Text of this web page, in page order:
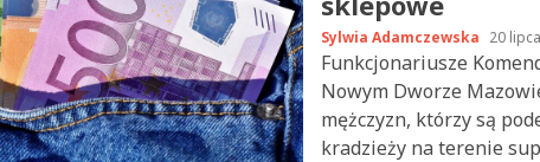
Sylwia Adamczewska 20
Funkcjonariusze
Nowym Dworze
mężczyzn, którzy są
kradzieży na terenie